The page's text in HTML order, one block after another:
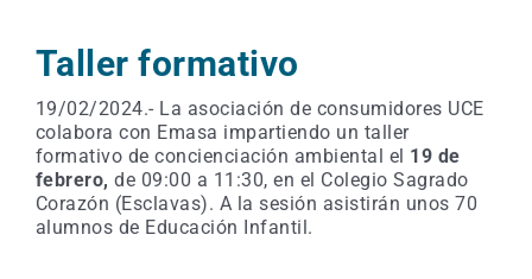
Taller formativo
19/02/2024.- La asociación de consumidores UCE
colabora con Emasa impartiendo un taller
formativo de concienciación ambiental el 19 de
febrero,de 09:00 a 11:30, en el Colegio Sagrado
Corazón (Esclavas). A la sesión asistirán unos 70
alumnos de Educación Infantil.